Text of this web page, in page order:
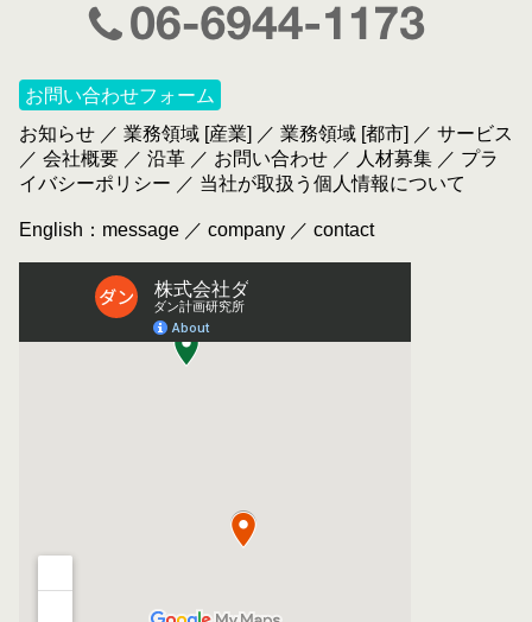
お問い合わせフォーム
お知らせ ／ 業務領域 [産業] ／ 業務領域 [都市] ／ サービス
／ 会社概要 ／ 沿革 ／ お問い合わせ ／ 人材募集 ／ プラ
イバシーポリシー ／ 当社が取扱う個人情報について
English： message ／ company ／ contact